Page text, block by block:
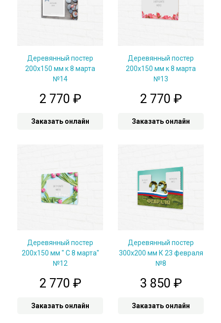
Деревянный постер
200x150 мм к 8 марта
№14
2 770 ₽
Заказать онлайн
Деревянный постер
200x150 мм к 8 марта
№13
2 770 ₽
Заказать онлайн
Деревянный постер
200x150 мм " С 8 марта"
№12
2 770 ₽
Заказать онлайн
Деревянный постер
300x200 мм К 23 февраля
№8
3 850 ₽
Заказать онлайн